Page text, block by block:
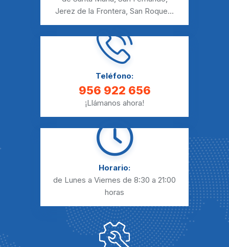
Jerez de la Frontera San Roque...
Teléfono:
956 922 656
¡Llámanos ahora!
Horario:
de Lunes a Viernes de 8:30 a 21:00
horas